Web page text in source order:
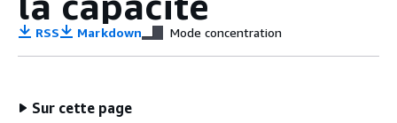
RSS Markdown Mode concentration
Sur cette page